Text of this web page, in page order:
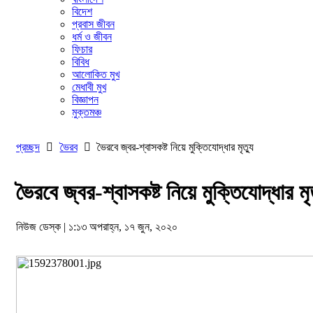
বিদেশ
প্রবাস জীবন
ধর্ম ও জীবন
ফিচার
বিবিধ
আলোকিত মুখ
মেধাবী মুখ
বিজ্ঞাপন
মুক্তমঞ্চ
প্রচ্ছদ  ভৈরব  ভৈরবে জ্বর-শ্বাসকষ্ট নিয়ে মুক্তিযোদ্ধার মৃত্যু
ভৈরবে জ্বর-শ্বাসকষ্ট নিয়ে মুক্তিযোদ্ধার
নিউজ ডেস্ক | ১:১৩ অপরাহ্ন, ১৭ জুন, ২০২০